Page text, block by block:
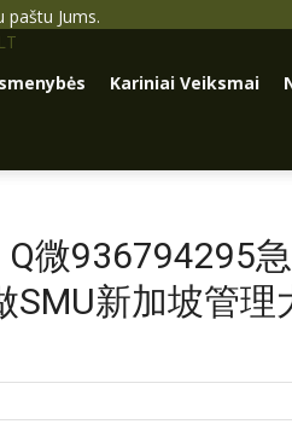
paštu Jums.
Kariniai Veiksmai
Q微936794295
SMU新加坡管理